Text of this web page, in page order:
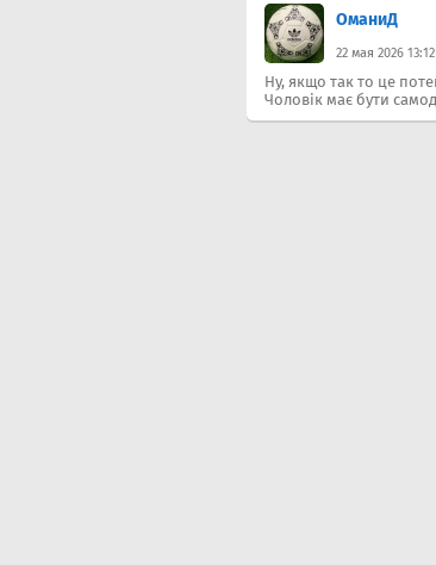
ОманиД
22 мая 2026 13:12
Ну, якщо так то це
Чоловік має бути